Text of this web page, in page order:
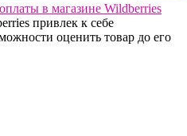
в магазине Wildberries
привлек к себе
оценить товар до его